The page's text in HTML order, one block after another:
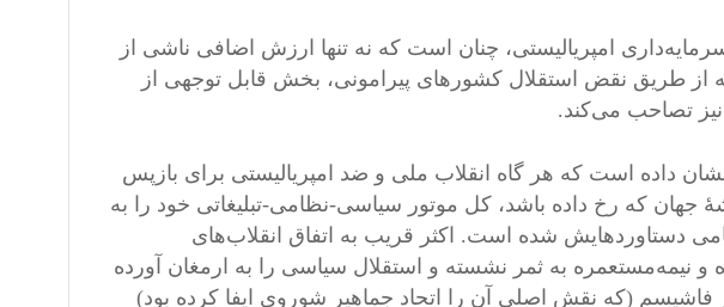
امپریالیستی، چنان است که نه تنها ارزش اضافی ناشی از
از طریق نقض استقلال کشورهای پیرامونی، بخش قابل توجهی از
تصاحب می‌کند.
داده است که هر گاه انقلاب ملی و ضد امپریالیستی برای بازپس
که رخ داده باشد، کل موتور سیاسی-نظامی-تبلیغاتی خود را به
دستاوردهایش شده است. اکثر قریب به اتفاق انقلاب‌های
به ثمر نشسته و استقلال سیاسی را به ارمغان آورده
فاشیسم (که نقش اصلی آن را اتحاد جماهیر شوروی ایفا کرده بود)